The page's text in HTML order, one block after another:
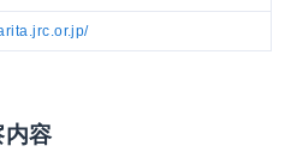
内容